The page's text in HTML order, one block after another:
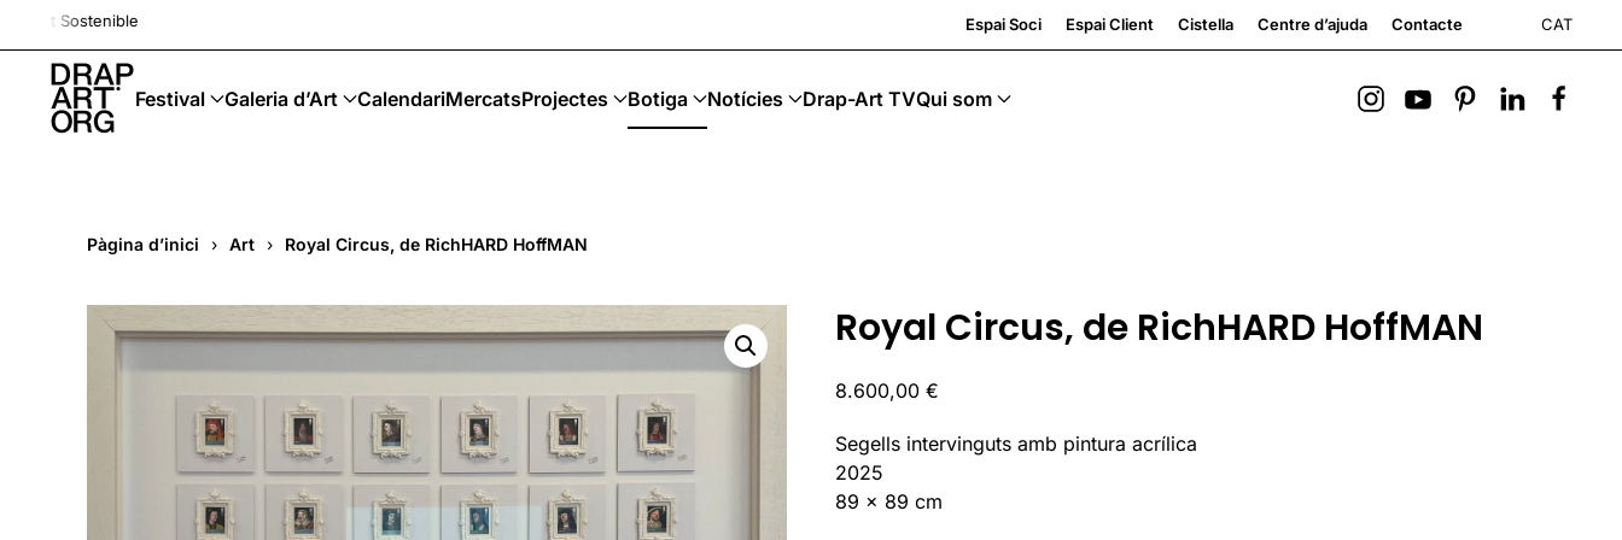
Skip to main content
Espai Soci Espai Client Cistella Centre d’ajuda Contacte CAT
Festival Galeria d’Art CalendariMercatsProjectes Botiga Notícies Drap-Art TVQui som
Pàgina d’inici Art Royal Circus, de RichHARD HoffMAN
Royal Circus, de RichHARD HoffMAN
8.600,00 €
Segells intervinguts amb pintura acrílica
2025
89 x 89 cm